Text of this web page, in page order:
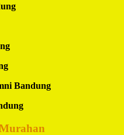
Bandung